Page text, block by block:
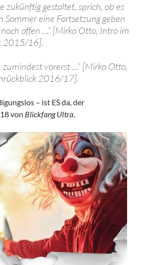
zukünftig gestaltet, sprich, ob es
eine Fortsetzung geben
offen …“ [Mirko Otto, Intro im
2015/16].
zumindest vorerst …“ [Mirko Otto,
2016/17].
– ist ES da, der
von Blickfang Ultra.